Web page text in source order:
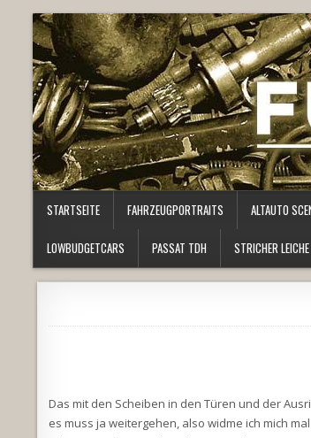
STARTSEITE FAHRZEUGPORTRAITS ALTAUTO
LOWBUDGETCARS PASSAT TDH STRICHER LEICHE
Das mit den Scheiben in den Türen und der
es muss ja weitergehen, also widme ich mich